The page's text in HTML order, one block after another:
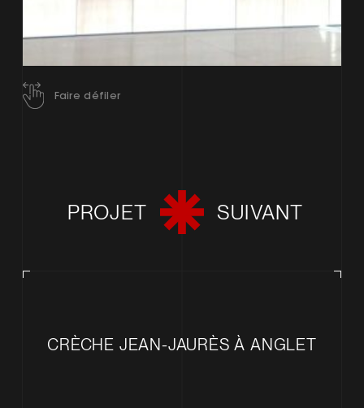
Faire défiler
PROJET SUIVANT
CRÈCHE JEAN-JAURÈS À ANGLET